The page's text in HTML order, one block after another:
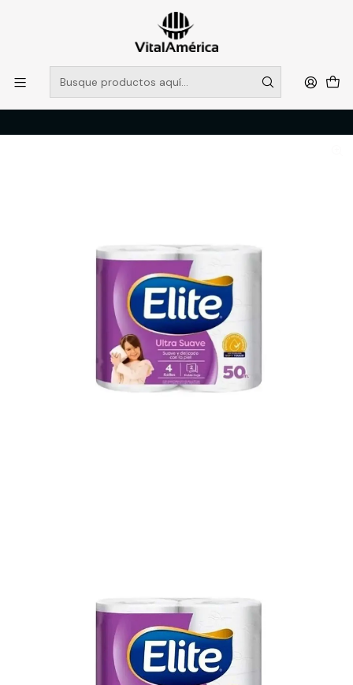
POR SISTEMA FRONTAL SOLO RETIROS EN TIENDA, DESDE
MUCHAS GRACIAS +569 5956 2237
Leer más
Inicio Catálogo LIMPIEZA E HIGENE INDUSTRIAL
PAPELERIA
PAPEL HIGENICO ELITE 4X50 MTS D/H